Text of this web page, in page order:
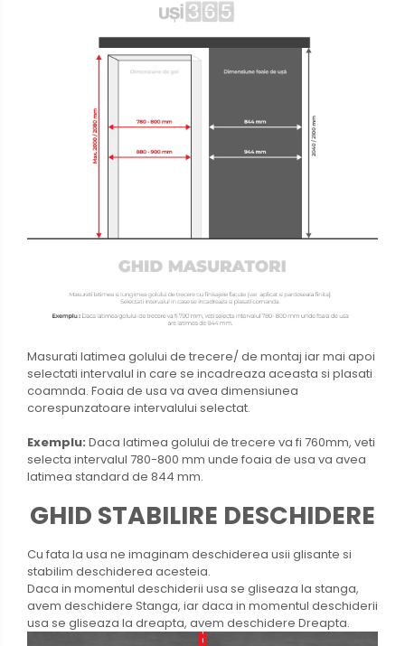
Masurati latimea golului de trecere/ de montaj iar mai apoi
selectati intervalul in care se incadreaza aceasta si plasati
coamnda. Foaia de usa va avea dimensiunea
corespunzatoare intervalului selectat.
Exemplu: Daca latimea golului de trecere va fi 760mm, veti
selecta intervalul 780-800 mm unde foaia de usa va avea
latimea standard de 844 mm.
GHID STABILIRE DESCHIDERE
Cu fata la usa ne imaginam deschiderea usii glisante si
stabilim deschiderea acesteia.
Daca in momentul deschiderii usa se gliseaza la stanga,
avem deschidere Stanga, iar daca in momentul deschiderii
usa se gliseaza la dreapta, avem deschidere Dreapta.